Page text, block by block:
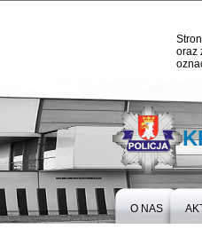
oraz
O NAS